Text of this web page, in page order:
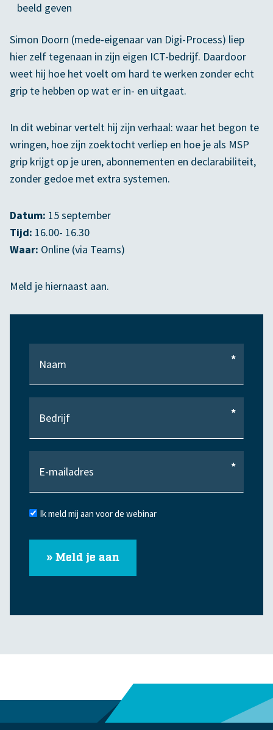
beeld geven
Simon Doorn (mede-eigenaar van Digi-Process) liep
hier zelf tegenaan in zijn eigen ICT-bedrijf. Daardoor
weet hij hoe het voelt om hard te werken zonder echt
grip te hebben op wat er in- en uitgaat.
In dit webinar vertelt hij zijn verhaal: waar het begon te
wringen, hoe zijn zoektocht verliep en hoe je als MSP
grip krijgt op je uren, abonnementen en declarabiliteit,
zonder gedoe met extra systemen.
Datum: 15 september
Tijd: 16.00- 16.30
Waar: Online (via Teams)
Meld je hiernaast aan.
*
*
*
Ik meld mij aan voor de webinar
» Meld je aan